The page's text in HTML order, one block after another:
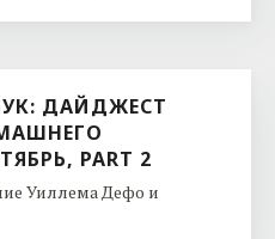
ДАЙДЖЕСТ
PART 2
Уиллема Дефо и